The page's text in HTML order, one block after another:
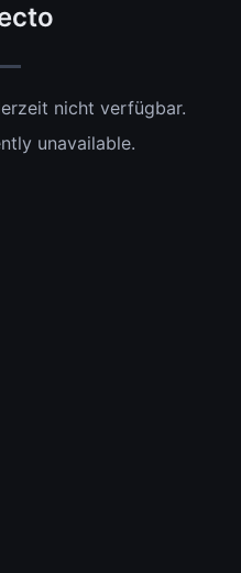
nicht verfügbar.
unavailable.